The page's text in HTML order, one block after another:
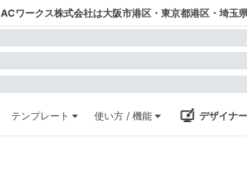
ACワークス株式会社は大阪市港区・東京都港区・埼玉
テンプレート 使い方 / 機能 デザイナ